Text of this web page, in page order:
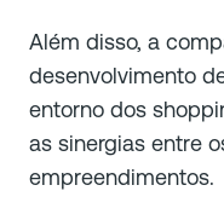
Além disso, a
desenvolvimento
entorno dos
as sinergias entre
empreendimentos.